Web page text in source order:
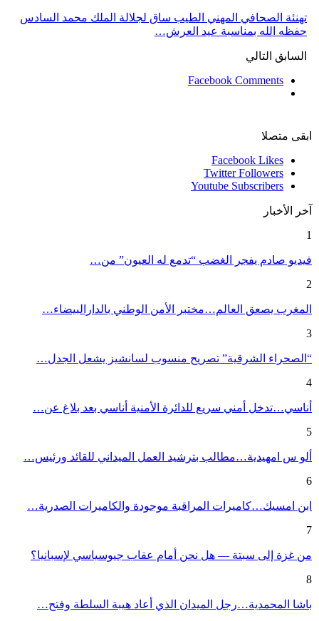
تهنئة الصحافي المهني الطيب ساق لجلالة الملك محمد السادس
حفظه الله بمناسبة عيد العرش…
السابق التالي
Facebook Comments
ابقى متصلا
Facebook Likes
Twitter Followers
Youtube Subscribers
آخر الأخبار
1
فيديو صادم يفجر الغضب “تدمع له العيون” من…
2
المغرب يصعق العالم…مختبر الأمن الوطني بالدارالبيضاء…
3
“الصحراء الشرقية” تصريح منسوب لسانشيز يشعل الجدل…
4
أناسي…تدخل أمني سريع للدائرة الأمنية أناسي بعد بلاغ عن…
5
ألو س امهيدية…مطالب بترشيد العمل الميداني للقائد ورئيس…
6
ابن امسيك…كاميرات المراقبة موجودة والكاميرات الصدرية…
7
من غزة إلى سبتة — هل نحن أمام عقاب جيوسياسي لإسبانيا؟
8
باشا المحمدية…رجل الميدان الذي أعاد هيبة السلطة وفتح…